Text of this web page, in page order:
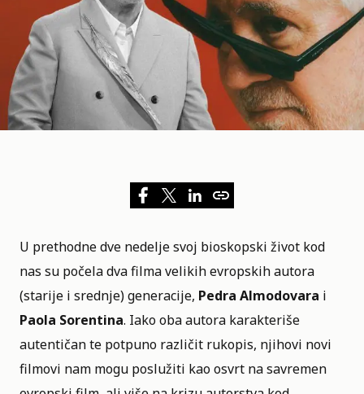
U prethodne dve nedelje svoj bioskopski život kod
nas su počela dva filma velikih evropskih autora
(starije i srednje) generacije, Pedra Almodovara i
Paola Sorentina. Iako oba autora karakteriše
autentičan te potpuno različit rukopis, njihovi novi
filmovi nam mogu poslužiti kao osvrt na savremen